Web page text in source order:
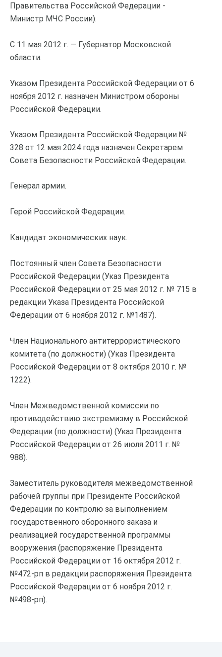
Правительства Российской Федерации -
Министр МЧС России).
С 11 мая 2012 г. — Губернатор Московской
области.
Указом Президента Российской Федерации от 6
ноября 2012 г. назначен Министром обороны
Российской Федерации.
Указом Президента Российской Федерации №
328 от 12 мая 2024 года назначен Секретарем
Совета Безопасности Российской Федерации.
Генерал армии.
Герой Российской Федерации.
Кандидат экономических наук.
Постоянный член Совета Безопасности
Российской Федерации (Указ Президента
Российской Федерации от 25 мая 2012 г. № 715 в
редакции Указа Президента Российской
Федерации от 6 ноября 2012 г. №1487).
Член Национального антитеррористического
комитета (по должности) (Указ Президента
Российской Федерации от 8 октября 2010 г. №
1222).
Член Межведомственной комиссии по
противодействию экстремизму в Российской
Федерации (по должности) (Указ Президента
Российской Федерации от 26 июля 2011 г. №
988).
Заместитель руководителя межведомственной
рабочей группы при Президенте Российской
Федерации по контролю за выполнением
государственного оборонного заказа и
реализацией государственной программы
вооружения (распоряжение Президента
Российской Федерации от 16 октября 2012 г.
№472-рп в редакции распоряжения Президента
Российской Федерации от 6 ноября 2012 г.
№498-рп).